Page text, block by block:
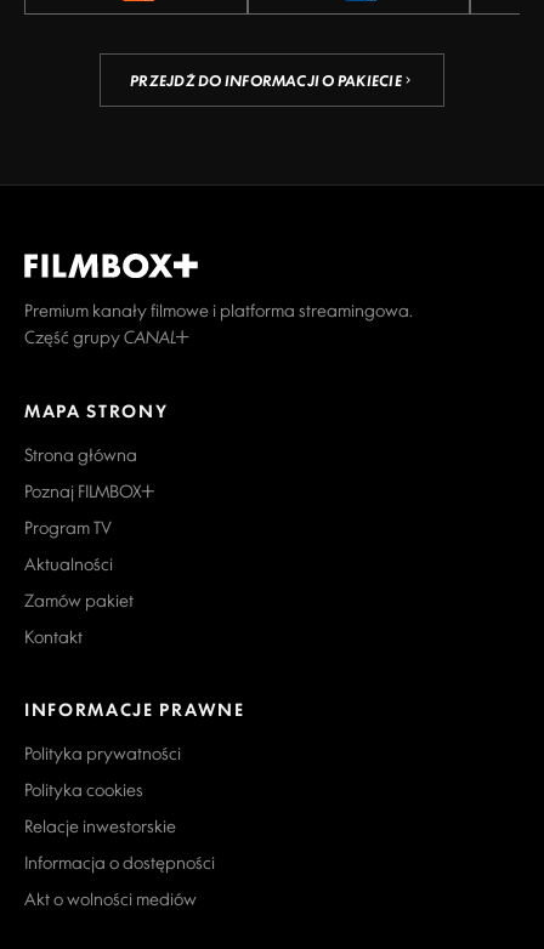
PRZEJDŹ DO INFORMACJI O PAKIECIE
Premium kanały filmowe i platforma streamingowa.
Część grupy CANAL+
MAPA STRONY
Strona główna
Poznaj FILMBOX+
Program TV
Aktualności
Zamów pakiet
Kontakt
INFORMACJE PRAWNE
Polityka prywatności
Polityka cookies
Relacje inwestorskie
Informacja o dostępności
Akt o wolności mediów